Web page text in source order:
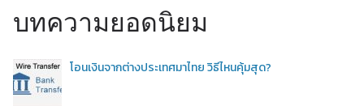
บทความยอดนิยม
โอนเงินจากต่างประเทศมาไทย วิธีไหนคุ้มสุด?